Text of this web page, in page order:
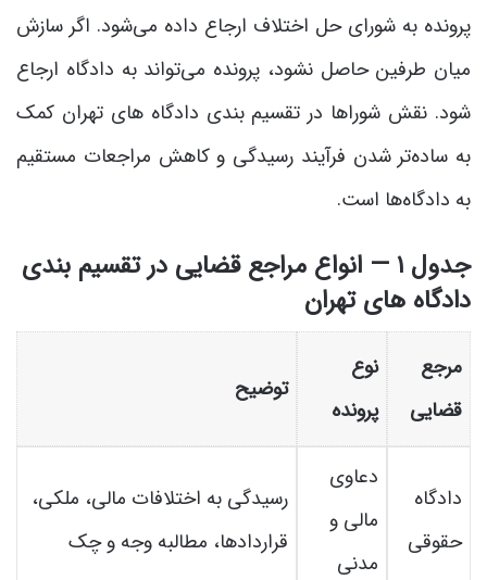
پرونده به شورای حل اختلاف ارجاع داده می‌شود. اگر سازش
میان طرفین حاصل نشود، پرونده می‌تواند به دادگاه ارجاع
شود. نقش شوراها در تقسیم بندی دادگاه های تهران کمک
به ساده‌تر شدن فرآیند رسیدگی و کاهش مراجعات مستقیم
به دادگاه‌ها است.
جدول ۱ — انواع مراجع قضایی در تقسیم بندی
دادگاه های تهران
مرجع
قضایی
نوع
پرونده
توضیح
دادگاه
حقوقی
دعاوی
مالی و
مدنی
رسیدگی به اختلافات مالی، ملکی،
قراردادها، مطالبه وجه و چک